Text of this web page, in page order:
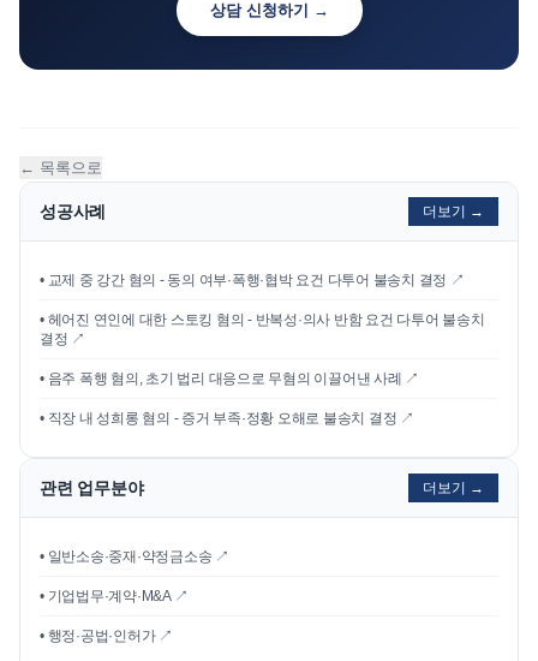
상담 신청하기 →
← 목록으로
성공사례 더보기 →
• 교제 중 강간 혐의 - 동의 여부·폭행·협박 요건 다투어 불송치 결정 ↗
• 헤어진 연인에 대한 스토킹 혐의 - 반복성·의사 반함 요건 다투어 불송치
결정 ↗
• 음주 폭행 혐의, 초기 법리 대응으로 무혐의 이끌어낸 사례 ↗
• 직장 내 성희롱 혐의 - 증거 부족·정황 오해로 불송치 결정 ↗
관련 업무분야 더보기 →
• 일반소송·중재·약정금소송 ↗
• 기업법무·계약·M&A ↗
• 행정·공법·인허가 ↗